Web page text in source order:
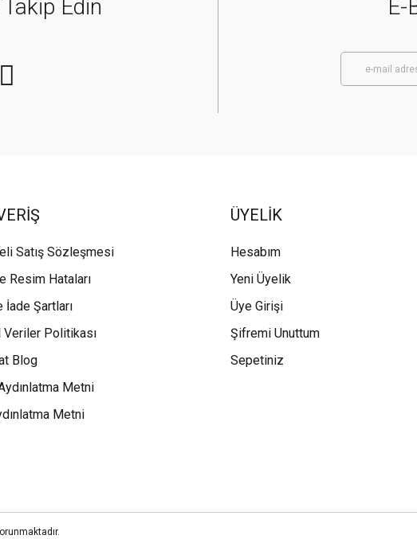
Edin E-
Satış Sözleşmesi
Resim Hataları
İade Şartları
Politikası
Blog
Metni
Metni
ÜYELİK
Hesabım
Yeni Üyelik
Üye Girişi
Şifremi Unuttum
Sepetiniz